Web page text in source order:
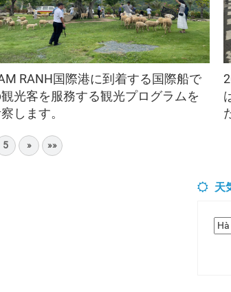
RANH国際港に到着する国際船で
光客を服務する観光プログラムを
します。
5 » »»
天